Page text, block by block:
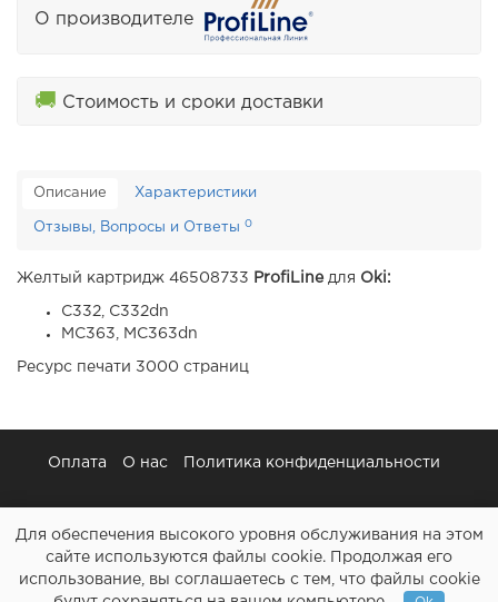
О производителе
🚚 Стоимость и сроки доставки
Описание Характеристики
Отзывы, Вопросы и Ответы 0
Желтый картридж 46508733 ProfiLine для Oki:
C332, C332dn
MC363, MC363dn
Ресурс печати 3000 страниц
Оплата О нас Политика конфиденциальности
Картриджи и все для ремонта принтеров - Расходочка.рф
Для обеспечения высокого уровня обслуживания на этом
сайте используются файлы cookie. Продолжая его
использование, вы соглашаетесь с тем, что файлы cookie